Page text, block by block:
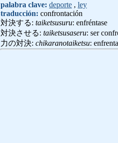
palabra clave: deporte , ley
traducción: confrontación
対決する: taiketsusuru: enfréntase
対決させる: taiketsusaseru: ser
力の対決: chikaranotaiketsu: